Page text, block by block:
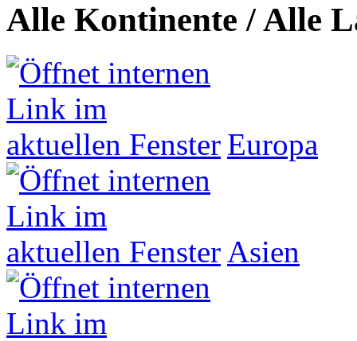
Alle Kontinente / Alle
Europa
Asien